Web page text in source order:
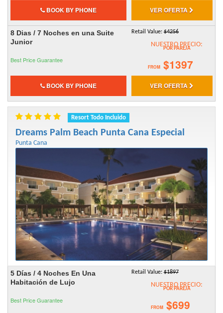
BOOK BY PHONE VER OFERTA
8 Dias / 7 Noches en una Suite
Junior
Best Price Guarantee
Retail Value:$4256
NUESTRO PRECIO:
POR PAREJA
FROM $1397
BOOK BY PHONE VER OFERTA
Resort Todo Incluido
Dreams Palm Beach Punta Cana Especial
Punta Cana
5 Días / 4 Noches En Una
Habitación de Lujo
Best Price Guarantee
Retail Value:$1897
NUESTRO PRECIO:
POR PAREJA
FROM $699